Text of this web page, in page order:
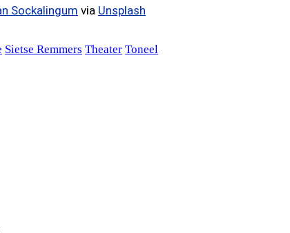
Sockalingum via Unsplash
Sietse Remmers Theater Toneel